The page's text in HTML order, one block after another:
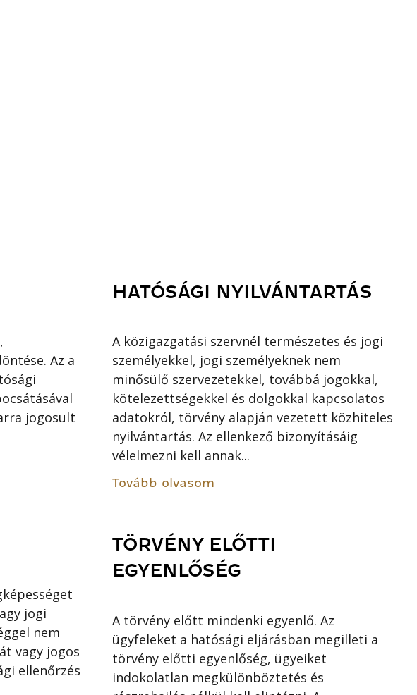
Az a
jogosult
HATÓSÁGI NYILVÁNTARTÁS
A közigazgatási szervnél természetes és jogi
személyekkel, jogi személyeknek nem
minősülő szervezetekkel, továbbá jogokkal,
kötelezettségekkel és dolgokkal kapcsolatos
adatokról, törvény alapján vezetett közhiteles
nyilvántartás. Az ellenkező bizonyításáig
vélelmezni kell annak...
Tovább olvasom
jogi
nem
vagy jogos
ellenőrzés
TÖRVÉNY ELŐTTI
EGYENLŐSÉG
A törvény előtt mindenki egyenlő. Az
ügyfeleket a hatósági eljárásban megilleti a
törvény előtti egyenlőség, ügyeiket
indokolatlan megkülönböztetés és